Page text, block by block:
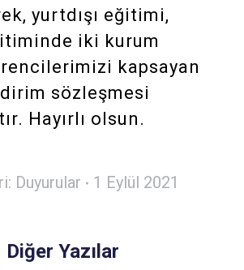
yurtdışı eğitimi,
iki kurum
kapsayan
sözleşmesi
Hayırlı olsun.
Duyurular 1 Eylül 2021
Diğer Yazılar